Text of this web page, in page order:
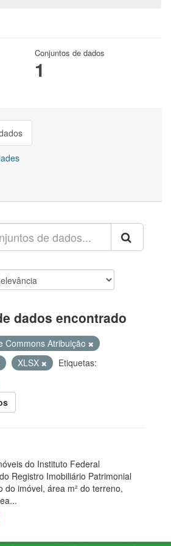
Conjuntos de dados
1
dados encontrado
Commons Atribuição
XLSX
Etiquetas:
do Instituto Federal
Registro Imobiliário Patrimonial
do imóvel, área m² do terreno,